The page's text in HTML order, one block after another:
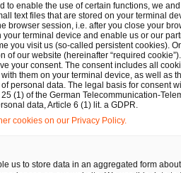
im Unternehmen zuständige
DSGVO-Compliance
eine Reihe von
ihres Datenschutz-
Maßnahmen
to enable the use of certain functions, we
text files that are stored on your terminal
browser session, i.e. after you close your
terminal device and enable us or our
you visit us (so-called persistent cookies).
of our website (hereinafter “required
your consent. The consent includes all
them on your terminal device, as well as
personal data. The legal basis for consent
(1) of the German Telecommunication-
data, Article 6 (1) lit. a GDPR.
cookies on our Privacy Policy.
us to store data in an aggregated form